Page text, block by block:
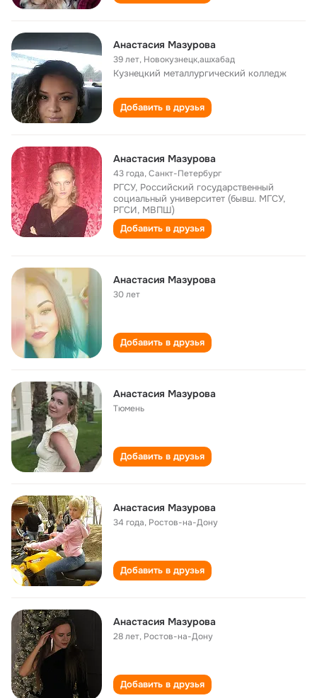
Анастасия Мазурова
39 лет, Новокузнецк,ашхабад
Кузнецкий металлургический колледж
Добавить в друзья
Анастасия Мазурова
43 года,Санкт-Петербург
РГСУ, Российский государственный
социальный университет (бывш. МГСУ,
РГСИ, МВПШ)
Добавить в друзья
Анастасия Мазурова
30 лет
Добавить в друзья
Анастасия Мазурова
Тюмень
Добавить в друзья
Анастасия Мазурова
34 года, Ростов-на-Дону
Добавить в друзья
Анастасия Мазурова
28 лет, Ростов-на-Дону
Добавить в друзья